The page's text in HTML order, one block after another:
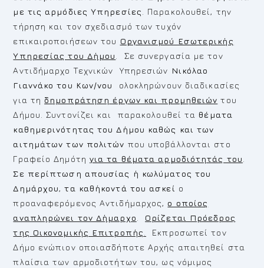
με τις αρμόδιες Υπηρεσίες
. Παρακολουθεί, την
τήρηση και τον σχεδιασμό των τυχόν
επικαιροποιήσεων του Οργανισμού Εσωτερικής
Υπηρεσίας του Δήμου
. Σε συνεργασία με τον
Αντιδήμαρχο Τεχνικών Υπηρεσιών Νικόλαο
Γιαννάκο του Κων/νου
ολοκληρώνουν διαδικασίες
για τηδημοπράτηση έργων και προμηθειών του
Δήμου. Συντονίζει και παρακολουθεί ταθέματα
καθημερινότητας του Δήμου καθώς και των
αιτημάτων των πολιτών που υποβάλλονται στο
Γραφείο Δημότη για τα θέματα αρμοδιότητάς του
Σε περίπτωση απουσίας ή κωλύματος του
Δημάρχου,τα καθήκοντά του ασκεί ο
προαναφερόμενος Αντιδήμαρχος,ο οποίος
αναπληρώνει τον Δήμαρχο
.Ορίζεται Πρόεδρος
της Οικονομικής Επιτροπής
Εκπροσωπεί τον
Δήμο ενώπιον οποιασδήποτε Αρχής απαιτηθεί στα
πλαίσια των αρμοδιοτήτων του, ως νόμιμος